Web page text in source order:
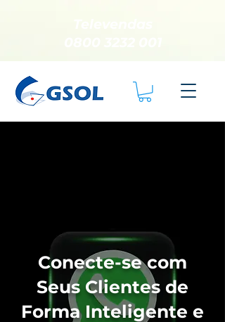
Conecte-se com
Seus Clientes de
Forma Inteligente e